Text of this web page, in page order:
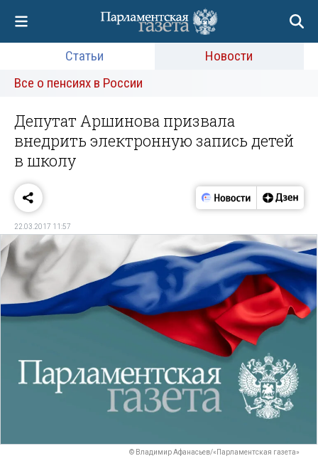
Статьи
Новости
Все о пенсиях в России
Депутат Аршинова призвала
внедрить электронную запись детей
в школу
22.03.2017 11:57
© Владимир Афанасьев/«Парламентская газета»